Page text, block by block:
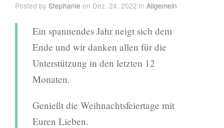
Posted byStephanie on Dez. 24, 2022 inAllgemein
Ein spannendes Jahr neigt sich dem
Ende und wir danken allen für die
Unterstützung in den letzten 12
Monaten.
Genießt die Weihnachtsfeiertage mit
Euren Lieben.